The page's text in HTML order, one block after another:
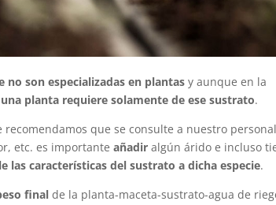
no son especializadas en plantas y aunque en la
planta requiere solamente de ese sustrato.
recomendamos que se consulte a nuestro
etc. es importanteañadiralgún árido e incluso
las características del sustrato a dicha especie.
final de la planta-maceta-sustrato-agua de